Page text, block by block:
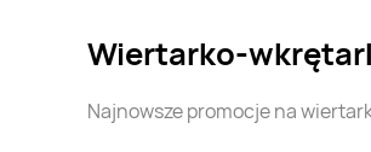
wiertarko-
Najnowsze promocje na